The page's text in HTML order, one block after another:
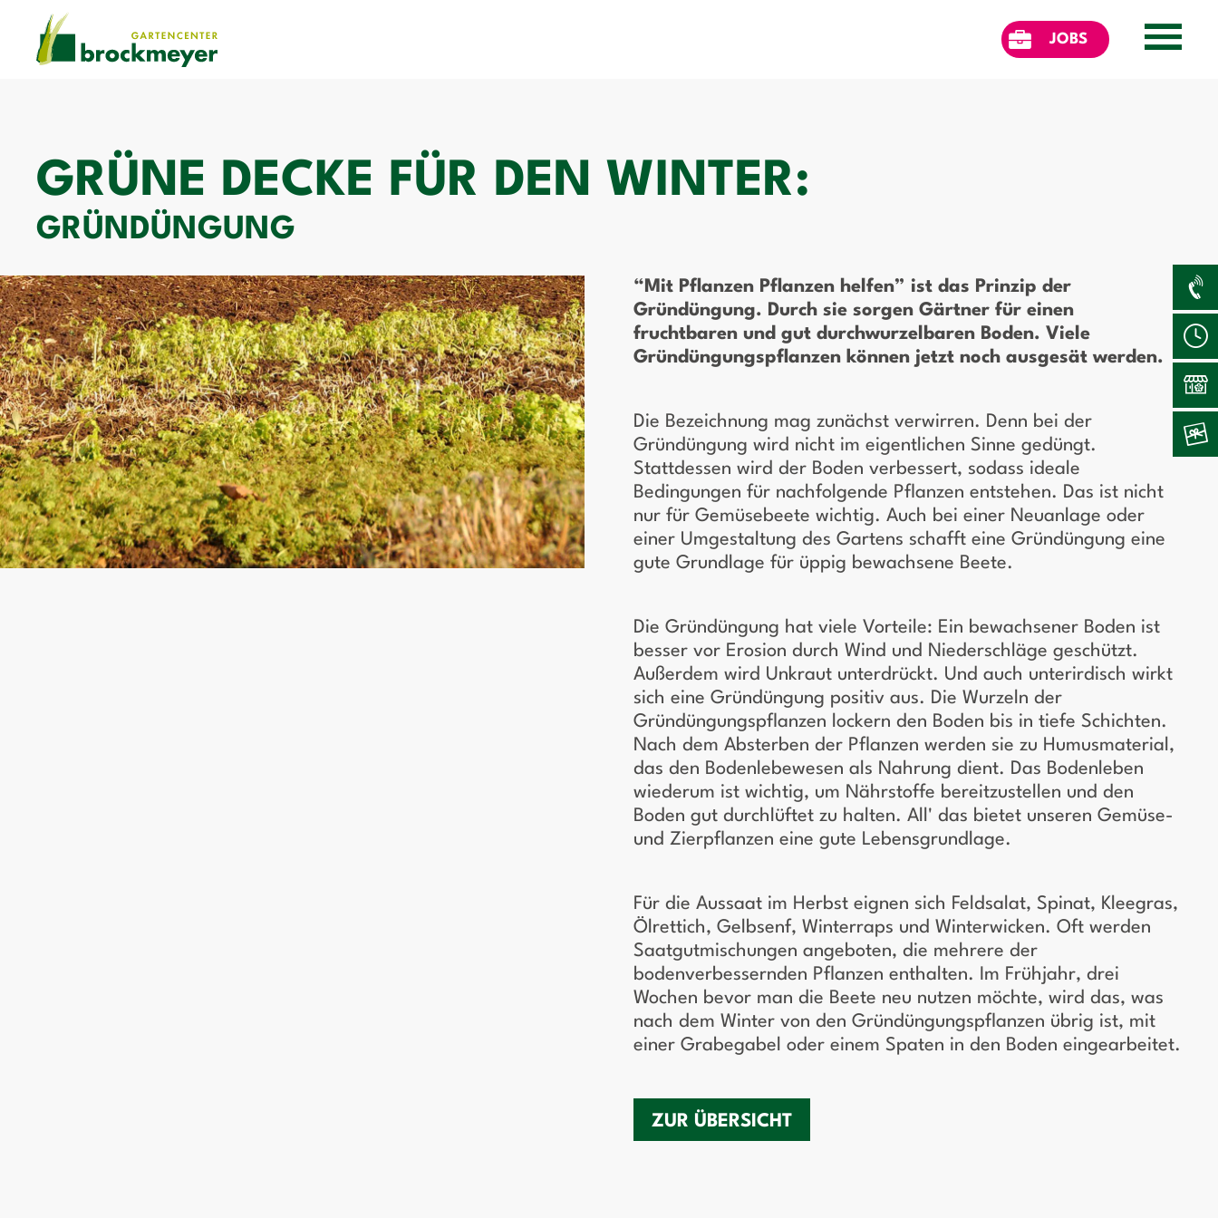
JOBS
GRÜNE DECKE FÜR DEN WINTER:
GRÜNDÜNGUNG
“Mit Pflanzen Pflanzen helfen” ist das Prinzip der
Gründüngung. Durch sie sorgen Gärtner für einen
fruchtbaren und gut durchwurzelbaren Boden. Viele
Gründüngungspflanzen können jetzt noch ausgesät werden.
Die Bezeichnung mag zunächst verwirren. Denn bei der
Gründüngung wird nicht im eigentlichen Sinne gedüngt.
Stattdessen wird der Boden verbessert, sodass ideale
Bedingungen für nachfolgende Pflanzen entstehen. Das ist nicht
nur für Gemüsebeete wichtig. Auch bei einer Neuanlage oder
einer Umgestaltung des Gartens schafft eine Gründüngung eine
gute Grundlage für üppig bewachsene Beete.
Die Gründüngung hat viele Vorteile: Ein bewachsener Boden ist
besser vor Erosion durch Wind und Niederschläge geschützt.
Außerdem wird Unkraut unterdrückt. Und auch unterirdisch wirkt
sich eine Gründüngung positiv aus. Die Wurzeln der
Gründüngungspflanzen lockern den Boden bis in tiefe Schichten.
Nach dem Absterben der Pflanzen werden sie zu Humusmaterial,
das den Bodenlebewesen als Nahrung dient. Das Bodenleben
wiederum ist wichtig, um Nährstoffe bereitzustellen und den
Boden gut durchlüftet zu halten. All' das bietet unseren Gemüse-
und Zierpflanzen eine gute Lebensgrundlage.
Für die Aussaat im Herbst eignen sich Feldsalat, Spinat, Kleegras,
Ölrettich, Gelbsenf, Winterraps und Winterwicken. Oft werden
Saatgutmischungen angeboten, die mehrere der
bodenverbessernden Pflanzen enthalten. Im Frühjahr, drei
Wochen bevor man die Beete neu nutzen möchte, wird das, was
nach dem Winter von den Gründüngungspflanzen übrig ist, mit
einer Grabegabel oder einem Spaten in den Boden eingearbeitet.
ZUR ÜBERSICHT